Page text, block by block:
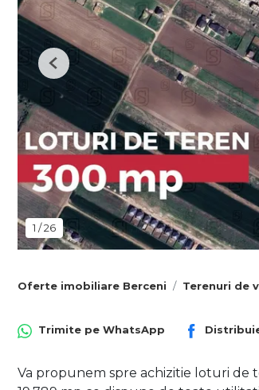
1 /26
Previous
Oferte imobiliare Berceni Terenuri de
Trimite pe WhatsApp
Va propunem spre achizitie loturi de